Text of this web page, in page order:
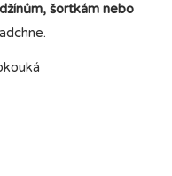
šortkám nebo